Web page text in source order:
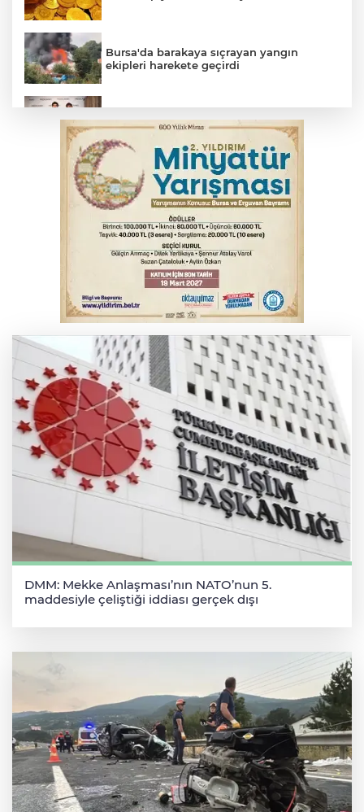
Bursa'da barakaya sıçrayan yangın
ekipleri harekete geçirdi
başladı
Yargıtay’dan primle çalışanlara müjde
Bursa’da bugün hava nasıl olacak?
Osmangazi’de iş arayanlara destek
DMM: Mekke Anlaşması’nın NATO’nun 5.
maddesiyle çeliştiği iddiası gerçek dışı